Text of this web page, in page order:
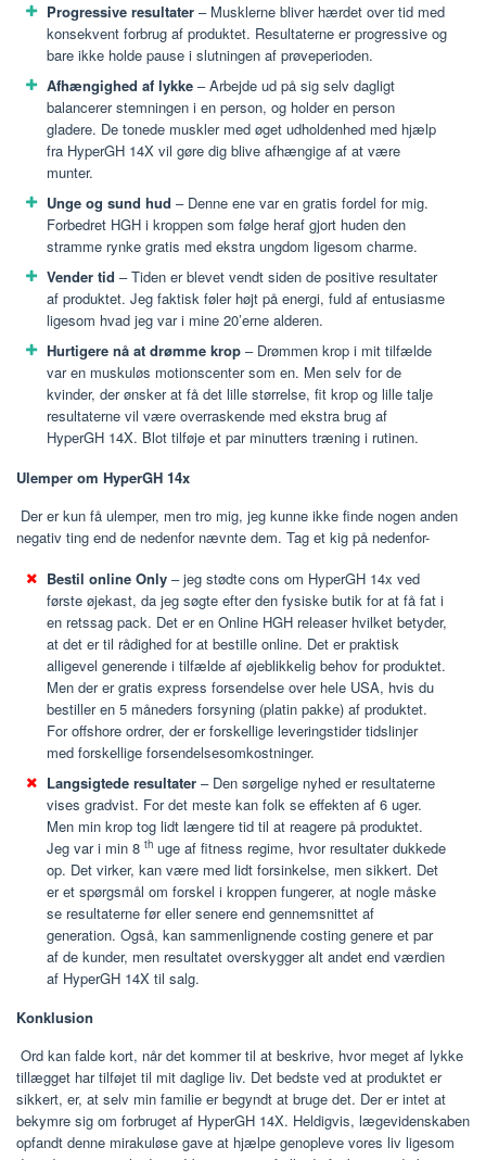
Progressive resultater – Musklerne bliver hærdet over tid med
konsekvent forbrug af produktet. Resultaterne er progressive og
bare ikke holde pause i slutningen af prøveperioden.
Afhængighed af lykke – Arbejde ud på sig selv dagligt
balancerer stemningen i en person, og holder en person
gladere. De tonede muskler med øget udholdenhed med hjælp
fra HyperGH 14X vil gøre dig blive afhængige af at være
munter.
Unge og sund hud – Denne ene var en gratis fordel for mig.
Forbedret HGH i kroppen som følge heraf gjort huden den
stramme rynke gratis med ekstra ungdom ligesom charme.
Vender tid – Tiden er blevet vendt siden de positive resultater
af produktet. Jeg faktisk føler højt på energi, fuld af entusiasme
ligesom hvad jeg var i mine 20’erne alderen.
Hurtigere nå at drømme krop – Drømmen krop i mit tilfælde
var en muskuløs motionscenter som en. Men selv for de
kvinder, der ønsker at få det lille størrelse, fit krop og lille talje
resultaterne vil være overraskende med ekstra brug af
HyperGH 14X. Blot tilføje et par minutters træning i rutinen.
Ulemper om HyperGH 14x
Der er kun få ulemper, men tro mig, jeg kunne ikke finde nogen anden
negativ ting end de nedenfor nævnte dem. Tag et kig på nedenfor-
Bestil online Only – jeg stødte cons om HyperGH 14x ved
første øjekast, da jeg søgte efter den fysiske butik for at få fat i
en retssag pack. Det er en Online HGH releaser hvilket betyder,
at det er til rådighed for at bestille online. Det er praktisk
alligevel generende i tilfælde af øjeblikkelig behov for produktet.
Men der er gratis express forsendelse over hele USA, hvis du
bestiller en 5 måneders forsyning (platin pakke) af produktet.
For offshore ordrer, der er forskellige leveringstider tidslinjer
med forskellige forsendelsesomkostninger.
Langsigtede resultater – Den sørgelige nyhed er resultaterne
vises gradvist. For det meste kan folk se effekten af 6 uger.
Men min krop tog lidt længere tid til at reagere på produktet.
Jeg var i min 8 th uge af fitness regime, hvor resultater dukkede
op. Det virker, kan være med lidt forsinkelse, men sikkert. Det
er et spørgsmål om forskel i kroppen fungerer, at nogle måske
se resultaterne før eller senere end gennemsnittet af
generation. Også, kan sammenlignende costing genere et par
af de kunder, men resultatet overskygger alt andet end værdien
af HyperGH 14X til salg.
Konklusion
Ord kan falde kort, når det kommer til at beskrive, hvor meget af lykke
tillægget har tilføjet til mit daglige liv. Det bedste ved at produktet er
sikkert, er, at selv min familie er begyndt at bruge det. Der er intet at
bekymre sig om forbruget af HyperGH 14X. Heldigvis, lægevidenskaben
opfandt denne mirakuløse gave at hjælpe genopleve vores liv ligesom